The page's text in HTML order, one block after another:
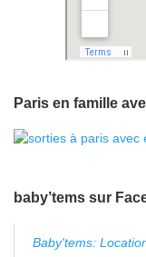
Paris en famille
baby’tems sur
Baby'tems: